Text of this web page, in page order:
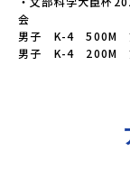
会
男子　K-4　500M
男子　K-4　200M